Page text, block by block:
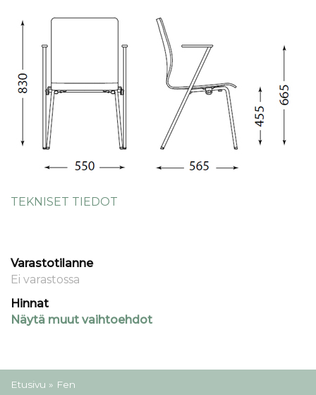
TEKNISET TIEDOT
Varastotilanne
Ei varastossa
Hinnat
Näytä muut vaihtoehdot
Olet täällä
Etusivu » Fen